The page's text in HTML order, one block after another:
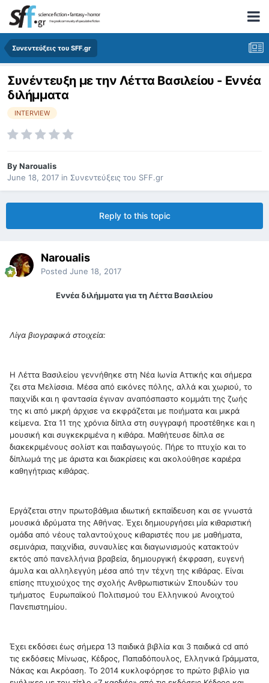
Συνεντεύξεις του SFF.gr
Συνέντευξη με την Λέττα Βασιλείου - Εννέα
διλήμματα
INTERVIEW
ByNaroualis
June 18, 2017 in Συνεντεύξεις του SFF.gr
Reply to this topic
Naroualis
Posted June 18, 2017
Εννέα διλήμματα για τη Λέττα Βασιλείου
Λίγα βιογραφικά στοιχεία:
Η Λέττα Βασιλείου γεννήθηκε στη Νέα Ιωνία Αττικής και σήμερα
ζει στα Μελίσσια. Μέσα από εικόνες πόλης, αλλά και χωριού, το
παιχνίδι και η φαντασία έγιναν αναπόσπαστο κομμάτι της ζωής
της κι από μικρή άρχισε να εκφράζεται με ποιήματα και μικρά
κείμενα. Στα 11 της χρόνια δίπλα στη συγγραφή προστέθηκε και η
μουσική και συγκεκριμένα η κιθάρα. Μαθήτευσε δίπλα σε
διακεκριμένους σολίστ και παιδαγωγούς. Πήρε το πτυχίο και το
δίπλωμά της με άριστα και διακρίσεις και ακολούθησε καριέρα
καθηγήτριας κιθάρας.
Εργάζεται στην πρωτοβάθμια ιδιωτική εκπαίδευση και σε γνωστά
μουσικά ιδρύματα της Αθήνας. Έχει δημιουργήσει μία κιθαριστική
ομάδα από νέους ταλαντούχους κιθαριστές που με μαθήματα,
σεμινάρια, παιχνίδια, συναυλίες και διαγωνισμούς κατακτούν
εκτός από πανελλήνια βραβεία, δημιουργική έκφραση, ευγενή
άμυλα και αλληλεγγύη μέσα από την τέχνη της κιθάρας. Είναι
επίσης πτυχιούχος της σχολής Ανθρωπιστικών Σπουδών του
τμήματος Ευρωπαϊκού Πολιτισμού του Ελληνικού Ανοιχτού
Πανεπιστημίου.
Έχει εκδόσει έως σήμερα 13 παιδικά βιβλία και 3 παιδικά cd από
τις εκδόσεις Μίνωας, Κέδρος, Παπαδόπουλος, Ελληνικά Γράμματα,
Νάκας και Ακρόαση. Το 2014 κυκλοφόρησε το πρώτο βιβλίο για